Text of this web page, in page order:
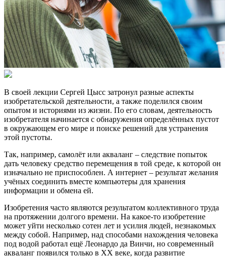
В своей лекции Сергей Цысс затронул разные аспекты
изобретательской деятельности, а также поделился своим
опытом и историями из жизни. По его словам, деятельность
изобретателя начинается с обнаружения определённых пустот
в окружающем его мире и поиске решений для устранения
этой пустоты.
Так, например, самолёт или акваланг – следствие попыток
дать человеку средство перемещения в той среде, к которой он
изначально не приспособлен. А интернет – результат желания
учёных соединить вместе компьютеры для хранения
информации и обмена ей.
Изобретения часто являются результатом коллективного труда
на протяжении долгого времени. На какое-то изобретение
может уйти несколько сотен лет и усилия людей, незнакомых
между собой. Например, над способами нахождения человека
под водой работал ещё Леонардо да Винчи, но современный
акваланг появился только в XX веке, когда развитие